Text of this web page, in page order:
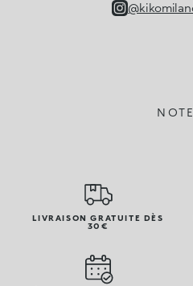
LIVRAISON GRATUITE DÈS
30€